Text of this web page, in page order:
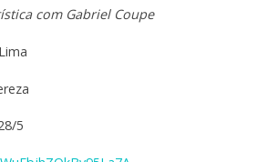
com Gabriel Coupe
5